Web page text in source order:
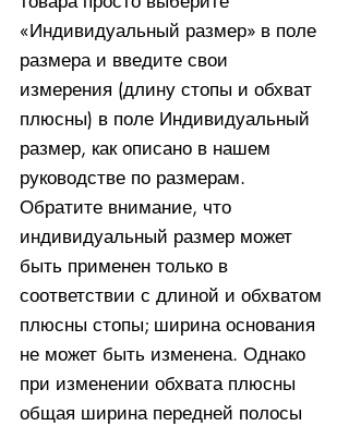
«Индивидуальный размер» в поле
размера и введите свои
измерения (длину стопы и обхват
плюсны) в поле Индивидуальный
размер, как описано в нашем
руководстве по размерам.
Обратите внимание, что
индивидуальный размер может
быть применен только в
соответствии с длиной и обхватом
плюсны стопы; ширина основания
не может быть изменена. Однако
при изменении обхвата плюсны
общая ширина передней полосы